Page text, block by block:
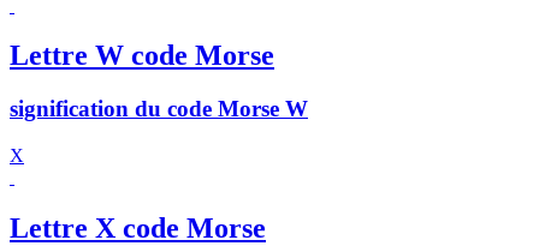
Lettre W code Morse
signification du code Morse W
X
Lettre X code Morse